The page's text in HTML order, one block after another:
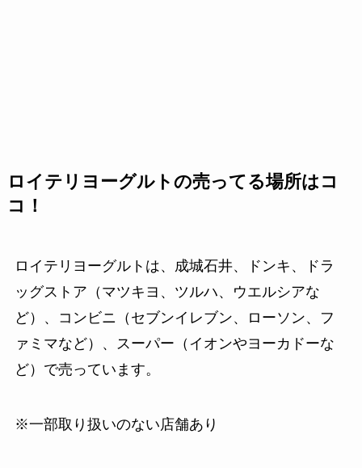
ロイテリヨーグルトの売ってる場所はコ
コ！
ロイテリヨーグルトは、成城石井、ドンキ、ドラ
ッグストア（マツキヨ、ツルハ、ウエルシアな
ど）、コンビニ（セブンイレブン、ローソン、フ
ァミマなど）、スーパー（イオンやヨーカドーな
ど）で売っています。
※一部取り扱いのない店舗あり